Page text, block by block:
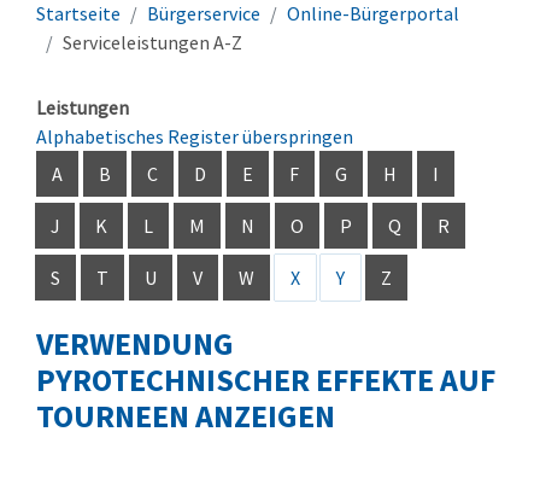
Startseite Bürgerservice
Online-Bürgerportal
Serviceleistungen A-Z
Leistungen
Alphabetisches Register überspringen
A
B C D E F G H I
J K L M N O P Q R
S T U V W X Y Z
VERWENDUNG
PYROTECHNISCHER EFFEKTE AUF
TOURNEEN ANZEIGEN